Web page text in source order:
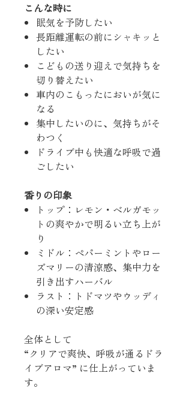
こんな時に
眠気を予防したい
長距離運転の前にシャキッと
したい
こどもの送り迎えで気持ちを
切り替えたい
車内のこもったにおいが気に
なる
集中したいのに、気持ちがそ
わつく
ドライブ中も快適な呼吸で過
ごしたい
香りの印象
トップ：レモン・ベルガモッ
トの爽やかで明るい立ち上が
り
ミドル：ペパーミントやロー
ズマリーの清涼感、集中力を
引き出すハーバル
ラスト：トドマツやウッディ
の深い安定感
全体として
“クリアで爽快、呼吸が通るドラ
イブアロマ” に仕上がっていま
す。